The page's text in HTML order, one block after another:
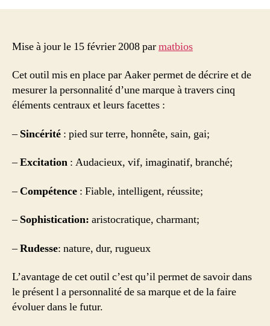
modèle
la
Mise à jour le 15 février 2008 parmatbios
Cet outil mis en place par Aaker permet de décrire et de
mesurer la personnalité d’une marque à travers cinq
éléments centraux et leurs facettes :
–Sincérité : pied sur terre, honnête, sain, gai;
–Excitation : Audacieux, vif, imaginatif, branché;
–Compétence : Fiable, intelligent, réussite;
–Sophistication: aristocratique, charmant;
–Rudesse: nature, dur, rugueux
L’avantage de cet outil c’est qu’il permet de savoir dans
le présent l a personnalité de sa marque et de la faire
évoluer dans le futur.